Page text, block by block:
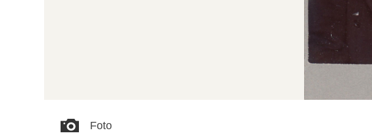
Foto